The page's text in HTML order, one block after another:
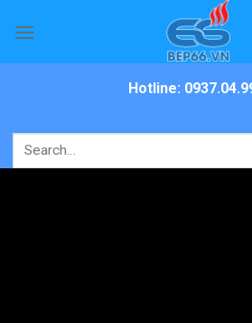
Hotline:
Search
for: